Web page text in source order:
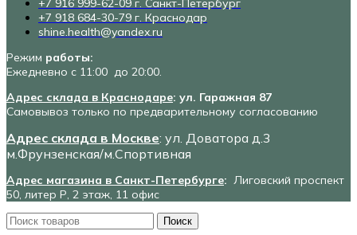
+7 916 999-62-09 г. Санкт-Петербург
+7 918 684-30-79 г. Краснодар
shine.health@yandex.ru
Режим работы:
Ежедневно с 11:00 до 20:00.
Адрес склада в Краснодаре: ул. Гаражная 87
Самовывоз только по предварительному согласованию
Адрес склада в Москве: ул. Доватора д.3
м.Фрунзенская/м.Спортивная
Адрес магазина в Санкт-Петербурге: Лиговский проспект
50, литер Р, 2 этаж, 11 офис
Поиск